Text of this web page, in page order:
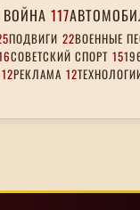
ВОЙНА 117
ПОДВИГИ 22ВОЕННЫЕ
СОВЕТСКИЙ СПОРТ 15
12РЕКЛАМА 12